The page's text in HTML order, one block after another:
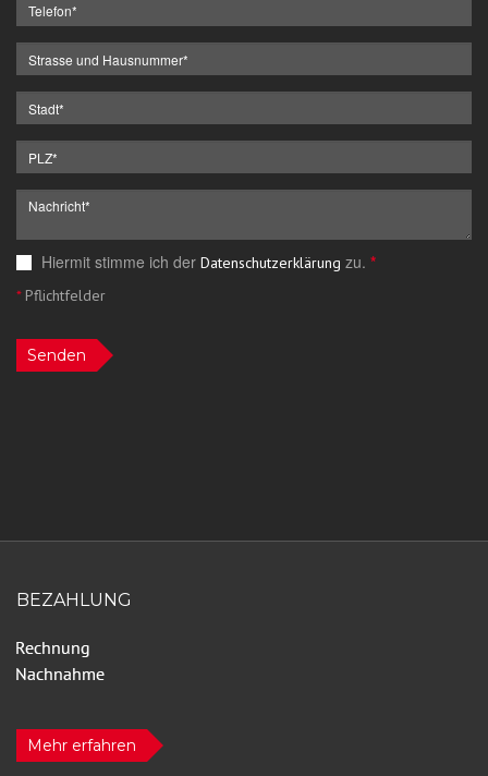
Hiermit stimme ich der Datenschutzerklärung zu. *
*Pflichtfelder
Senden
BEZAHLUNG
Mehr erfahren